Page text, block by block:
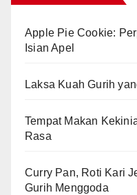
Apple Pie Cookie:
Isian Apel
Laksa Kuah Gurih
Tempat Makan
Rasa
Curry Pan, Roti Kari
Gurih Menggoda